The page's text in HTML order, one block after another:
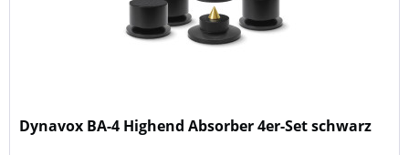
Dynavox BA-4 Highend Absorber 4er-Set schwarz